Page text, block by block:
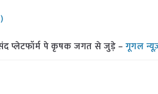
प्लेटफॉर्म पे कृषक जगत से जुड़े –गूगल